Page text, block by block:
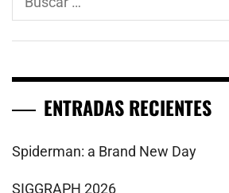
ENTRADAS RECIENTES
Spiderman: a Brand New Day
SIGGRAPH 2026